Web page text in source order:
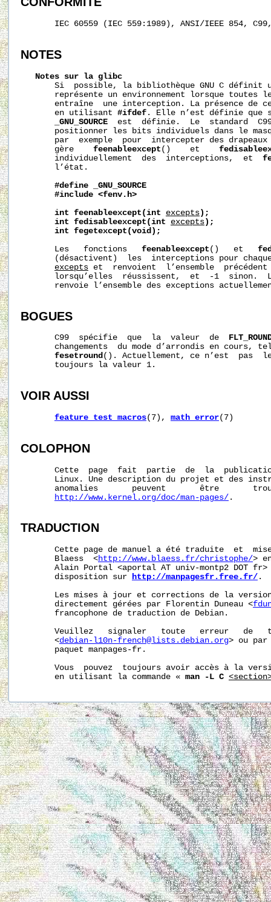
IEC 60559 (IEC 559:1989), ANSI/IEEE 854,
NOTES
Notes sur la glibc
Si  possible, la bibliothèque GNU C définit
représente un environnement lorsque toutes
entraîne  une interception. La présence de
       en utilisant
#ifdef . Elle n’est définie que
_GNU_SOURCE
est  définie.  Le  standard
positionner les bits individuels dans le
par  exemple  pour  intercepter des
       gère
feenableexcept ()    et
       individuellement  des  interceptions,  et
       l’état.
#define
_GNU_SOURCE
#include <fenv.h>
int feenableexcept(int excepts );
int fedisableexcept(int excepts );
int fegetexcept(void);
       Les   fonctions
feenableexcept ()   et
(désactivent)  les  interceptions pour
excepts et  renvoient  l’ensemble
lorsqu’elles  réussissent,  et  -1  sinon.
renvoie l’ensemble des exceptions
BOGUES
       C99  spécifie  que  la  valeur  de
changements  du mode d’arrondis en cours,
fesetround(). Actuellement, ce n’est  pas
       toujours la valeur 1.
VOIR AUSSI
feature_test_macros(7), math_error(7)
COLOPHON
Cette  page  fait  partie  de  la
Linux. Une description du projet et des
anomalies       peuvent       être
http://www.kernel.org/doc/man-pages/ .
TRADUCTION
Cette page de manuel a été traduite  et
       Blaess  <
http://www.blaess.fr/christophe/>
Alain Portal <aportal AT univ-montp2 DOT
       disposition sur
http://manpagesfr.free.fr/ .
Les mises à jour et corrections de la
       directement gérées par Florentin Duneau <
       francophone de traduction de Debian.
Veuillez   signaler   toute   erreur   de
       <
debian-l10n-french@lists.debian.org> ou par
       paquet manpages-fr.
Vous  pouvez  toujours avoir accès à la
       en utilisant la commande «
man -L C